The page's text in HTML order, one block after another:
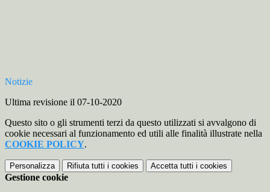
Notizie
Ultima revisione il 07-10-2020
Questo sito o gli strumenti terzi da questo utilizzati si avvalgono di
cookie necessari al funzionamento ed utili alle finalità illustrate nella
COOKIE POLICY.
Personalizza Rifiuta tutti i cookies Accetta tutti i cookies
Gestione cookie